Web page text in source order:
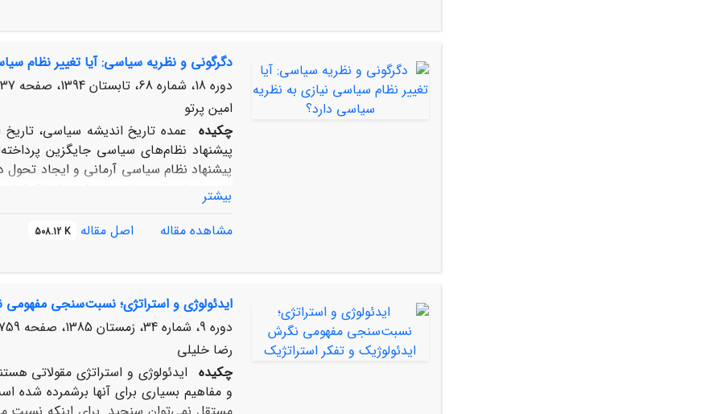
مدیریت و محدود کند. در پس همه این
دارد. این مقاله ضمن تبیین مفهوم
اعمال قدرت برای پیشبرد اهداف خود در
دگرگونی و نظریه سیاسی: آیا تغییر نظام
دوره 18، شماره 68، تابستان 1394، صفحه
37-55
امین پرتو
چکیده
عمده تاریخ اندیشه سیاسی،
پیشنهاد نظام‌های سیاسی جایگزین
پیشنهاد نظام سیاسی آرمانی و ایجاد تحول
رژیم سیاسی، مهم‌ترین پیامدهای
اندیشمندان سیاسی گرچه شاید اغلب از
اهمیت تلاش‌هایشان در سطح نظر آن‌چنان
بیشتر
مشاهده مقاله
اصل مقاله 508.12 K
ایدئولوژی و استراتژی؛ نسبت‌سنجی مفهومی
دوره 9، شماره 34، زمستان 1385، صفحه
789
رضا خلیلی
چکیده ایدئولوژی و استراتژی مقولاتی
و مفاهیم بسیاری برای آنها برشمرده شده